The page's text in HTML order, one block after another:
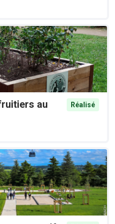
au
Réalisé